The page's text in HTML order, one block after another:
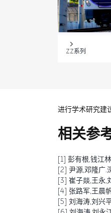
ZZ系列
进行学术研究建
相关参
[1] 彭有根,钱江
[2] 尹源,邓隆广
[3] 崔子燚,王永,
[4] 张路军,王晨
[5] 刘海涛,刘兴